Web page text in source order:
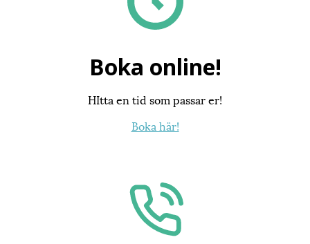
Boka online!
HItta en tid som passar er!
Boka här!